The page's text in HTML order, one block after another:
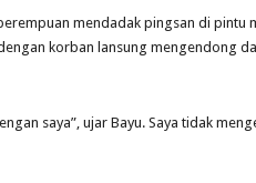
mendadak pingsan di pintu
korban lansung mengendong
saya”, ujar Bayu. Saya tidak